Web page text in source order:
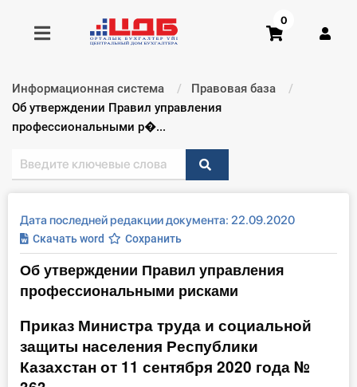
Получить консультацию
Главная ИС
Формы
Консультации
Библиотека бухгалтера
Инструменты
0
Информационная система
Правовая база
Текущий:
Об утверждении Правил управления
профессиональными р�...
Дата последней редакции документа: 22.09.2020
Скачать word Сохранить
Об утверждении Правил управления
профессиональными рисками
Приказ Министра труда и социальной
защиты населения Республики
Казахстан от 11 сентября 2020 года №